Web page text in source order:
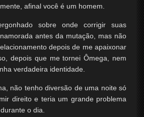
afinal você é um homem.
sobre onde corrigir suas
antes da mutação, mas não
depois de me apaixonar
depois que me tornei Ômega, nem
verdadeira identidade.
não tenho diversão de uma noite só
direito e teria um grande problema
o dia.